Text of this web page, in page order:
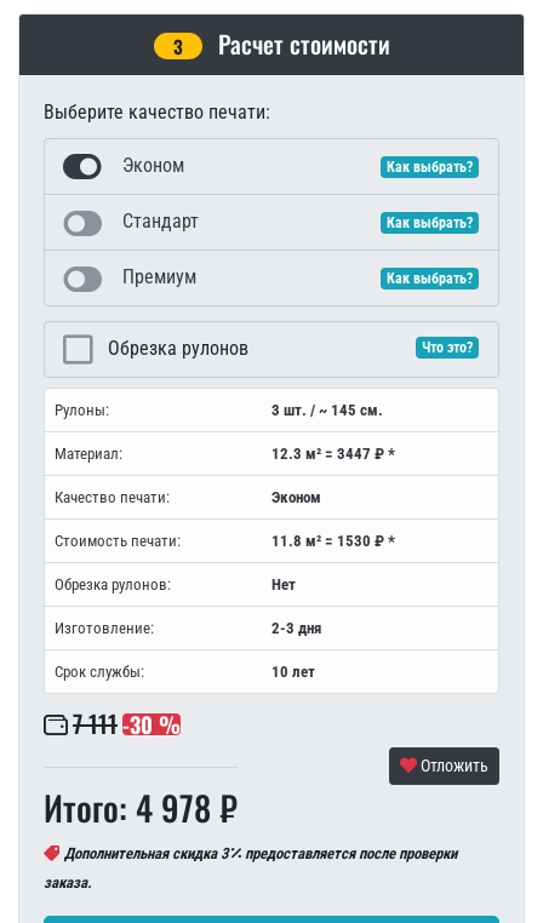
3 Расчет стоимости
Выберите качество печати:
Эконом Как выбрать?
Стандарт Как выбрать?
Премиум Как выбрать?
Обрезка рулонов Что это?
Рулоны: 3 шт. / ~ 145 см.
Материал: 12.3 м² = 3447 ₽ *
Качество печати: Эконом
Стоимость печати: 11.8 м² = 1530 ₽ *
Обрезка рулонов: Нет
Изготовление: 2-3 дня
Срок службы: 10 лет
7 111-30 %
Итого: 4 978 ₽
Отложить
Дополнительная скидка 3
предоставляется после проверки
заказа.